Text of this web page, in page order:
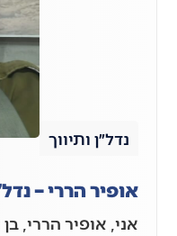
נדל״ן ותיווך
אופיר הררי –